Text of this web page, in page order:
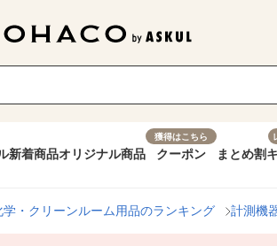
新着商品オリジナル商品
獲得はこちら
クーポン まとめ割
学・クリーンルーム用品のランキング 計測機